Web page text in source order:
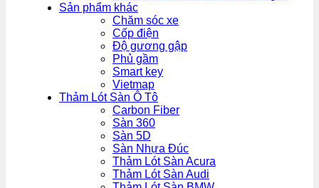
Sản phẩm khác
Chăm sóc xe
Cốp điện
Độ gương gập
Phủ gầm
Smart key
Vietmap
Thảm Lót Sàn Ô Tô
Carbon Fiber
Sàn 360
Sàn 5D
Sàn Nhựa Đúc
Thảm Lót Sàn Acura
Thảm Lót Sàn Audi